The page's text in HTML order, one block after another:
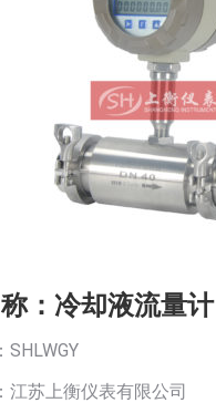
：冷却液流量计
SHLWGY
江苏上衡仪表有限公司